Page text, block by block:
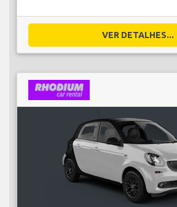
VER DETALHES...